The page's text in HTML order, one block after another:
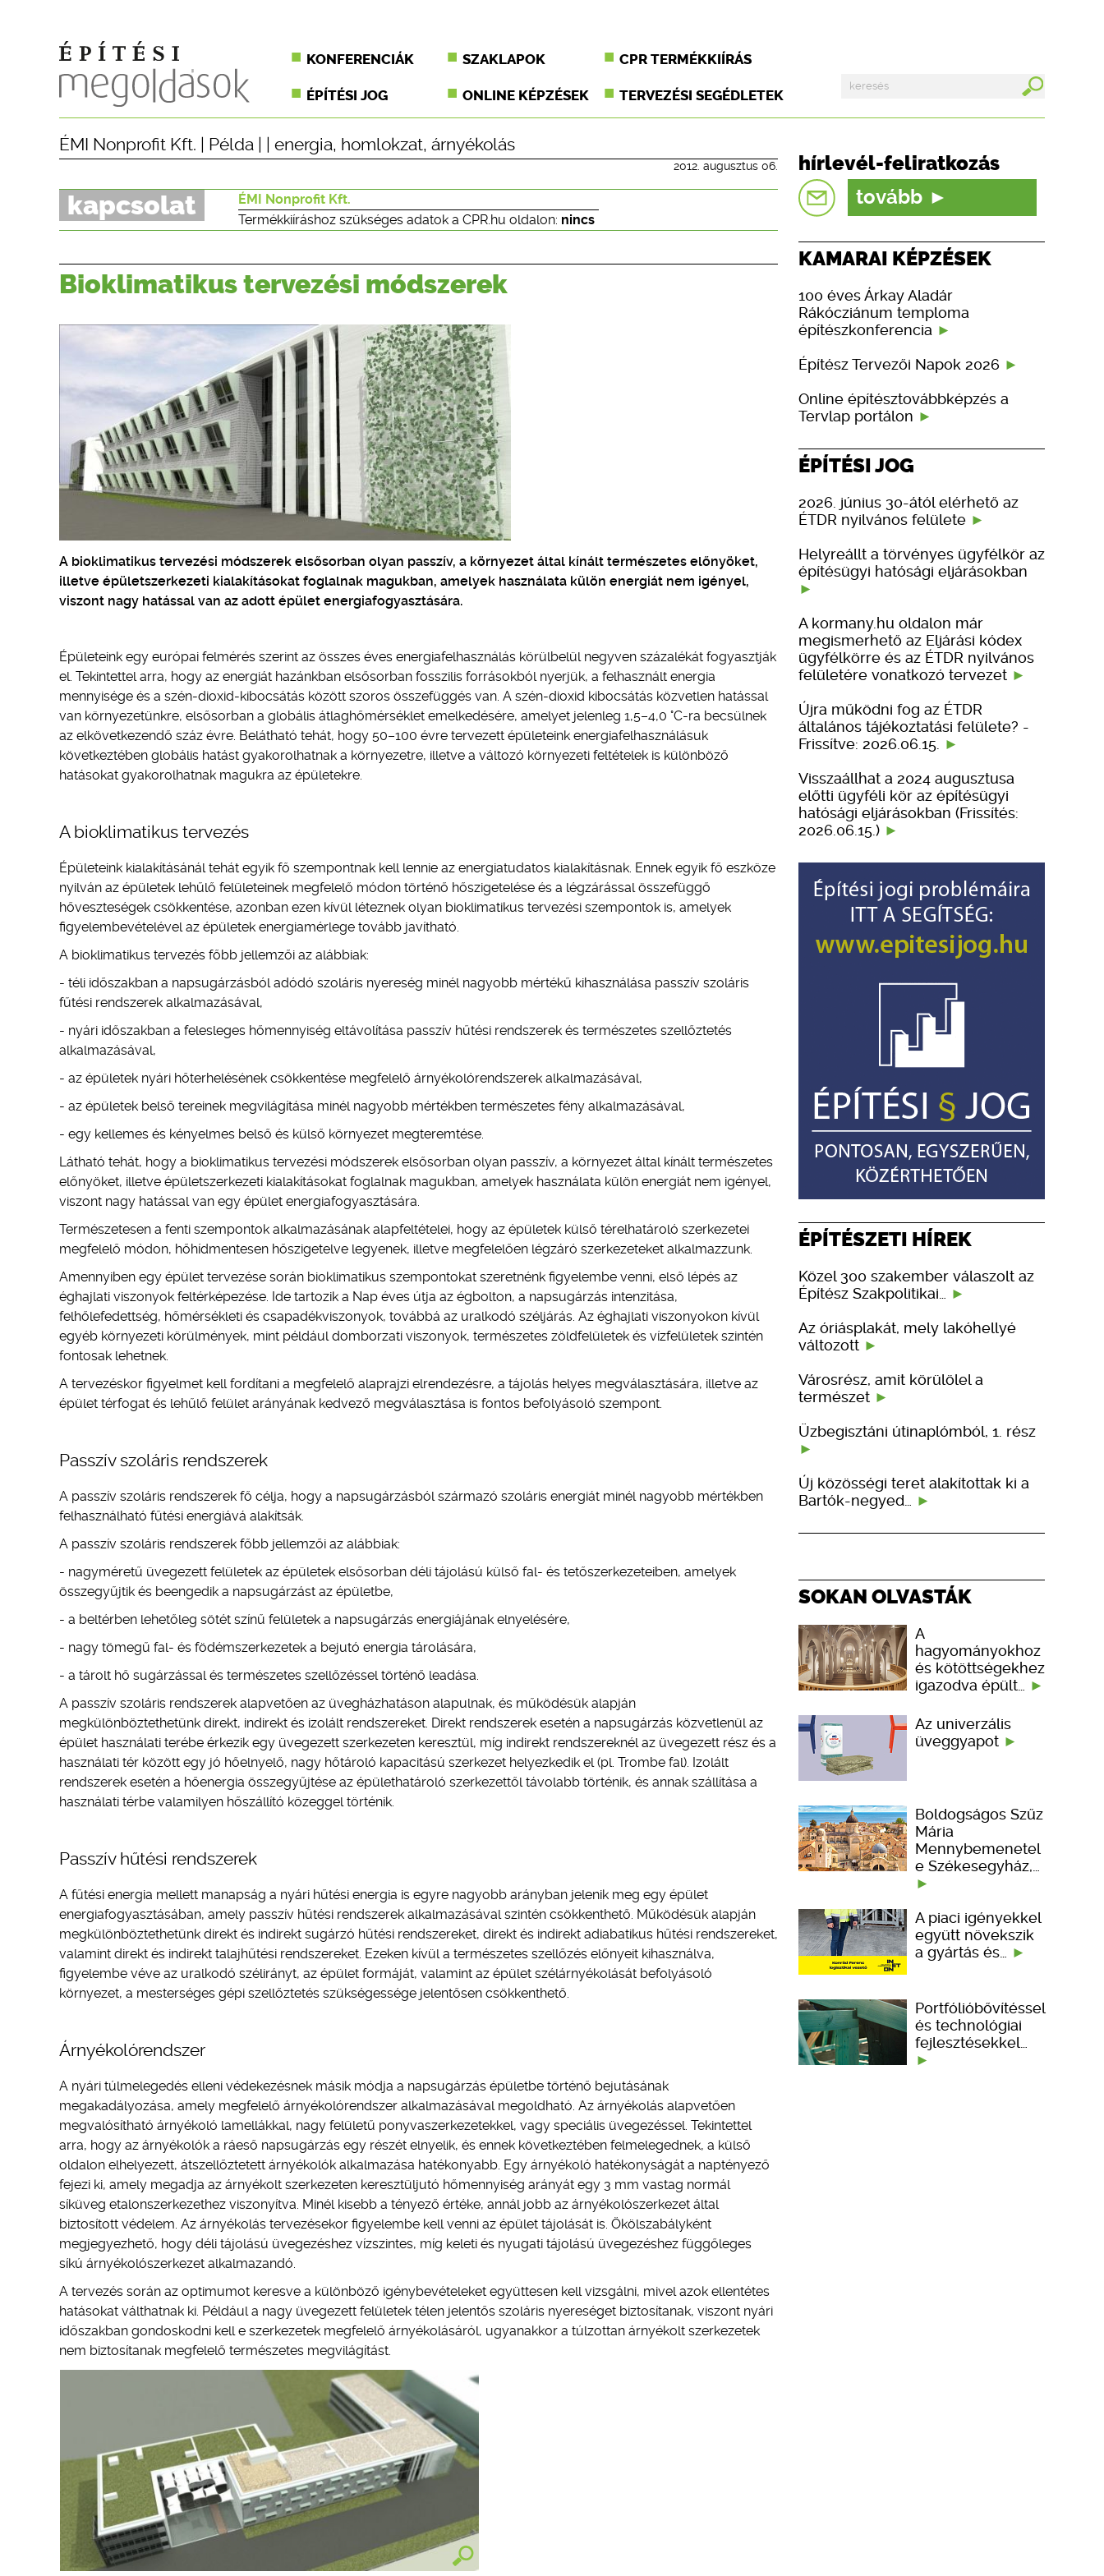
KONFERENCIÁK SZAKLAPOK CPR TERMÉKKIÍRÁS
ÉPÍTÉSI JOG ONLINE KÉPZÉSEK TERVEZÉSI SEGÉDLETEK
ÉMI Nonprofit Kft. Példa energia, homlokzat, árnyékolás
2012. augusztus 06.
kapcsolat
ÉMI Nonprofit Kft.
Termékkiíráshoz szükséges adatok a CPR.hu oldalon: nincs
Bioklimatikus tervezési módszerek
A bioklimatikus tervezési módszerek elsősorban olyan passzív, a környezet által kínált természetes előnyöket,
illetve épületszerkezeti kialakításokat foglalnak magukban, amelyek használata külön energiát nem igényel,
viszont nagy hatással van az adott épület energiafogyasztására.
Épületeink egy európai felmérés szerint az összes éves energiafelhasználás körülbelül negyven százalékát fogyasztják
el. Tekintettel arra, hogy az energiát hazánkban elsősorban fosszilis forrásokból nyerjük, a felhasznált energia
mennyisége és a szén-dioxid-kibocsátás között szoros összefüggés van. A szén-dioxid kibocsátás közvetlen hatással
van környezetünkre, elsősorban a globális átlaghőmérséklet emelkedésére, amelyet jelenleg 1,5–4,0 °C-ra becsülnek
az elkövetkezendő száz évre. Belátható tehát, hogy 50–100 évre tervezett épületeink energiafelhasználásuk
következtében globális hatást gyakorolhatnak a környezetre, illetve a változó környezeti feltételek is különböző
hatásokat gyakorolhatnak magukra az épületekre.
A bioklimatikus tervezés
Épületeink kialakításánál tehát egyik fő szempontnak kell lennie az energiatudatos kialakításnak. Ennek egyik fő eszköze
nyilván az épületek lehűlő felületeinek megfelelő módon történő hőszigetelése és a légzárással összefüggő
hőveszteségek csökkentése, azonban ezen kívül léteznek olyan bioklimatikus tervezési szempontok is, amelyek
figyelembevételével az épületek energiamérlege tovább javítható.
A bioklimatikus tervezés főbb jellemzői az alábbiak:
- téli időszakban a napsugárzásból adódó szoláris nyereség minél nagyobb mértékű kihasználása passzív szoláris
fűtési rendszerek alkalmazásával,
- nyári időszakban a felesleges hőmennyiség eltávolítása passzív hűtési rendszerek és természetes szellőztetés
alkalmazásával,
- az épületek nyári hőterhelésének csökkentése megfelelő árnyékolórendszerek alkalmazásával,
- az épületek belső tereinek megvilágítása minél nagyobb mértékben természetes fény alkalmazásával,
- egy kellemes és kényelmes belső és külső környezet megteremtése.
Látható tehát, hogy a bioklimatikus tervezési módszerek elsősorban olyan passzív, a környezet által kínált természetes
előnyöket, illetve épületszerkezeti kialakításokat foglalnak magukban, amelyek használata külön energiát nem igényel,
viszont nagy hatással van egy épület energiafogyasztására.
Természetesen a fenti szempontok alkalmazásának alapfeltételei, hogy az épületek külső térelhatároló szerkezetei
megfelelő módon, hőhídmentesen hőszigetelve legyenek, illetve megfelelően légzáró szerkezeteket alkalmazzunk.
Amennyiben egy épület tervezése során bioklimatikus szempontokat szeretnénk figyelembe venni, első lépés az
éghajlati viszonyok feltérképezése. Ide tartozik a Nap éves útja az égbolton, a napsugárzás intenzitása,
felhőlefedettség, hőmérsékleti és csapadékviszonyok, továbbá az uralkodó széljárás. Az éghajlati viszonyokon kívül
egyéb környezeti körülmények, mint például domborzati viszonyok, természetes zöldfelületek és vízfelületek szintén
fontosak lehetnek.
A tervezéskor figyelmet kell fordítani a megfelelő alaprajzi elrendezésre, a tájolás helyes megválasztására, illetve az
épület térfogat és lehűlő felület arányának kedvező megválasztása is fontos befolyásoló szempont.
Passzív szoláris rendszerek
A passzív szoláris rendszerek fő célja, hogy a napsugárzásból származó szoláris energiát minél nagyobb mértékben
felhasználható fűtési energiává alakítsák.
A passzív szoláris rendszerek főbb jellemzői az alábbiak:
- nagyméretű üvegezett felületek az épületek elsősorban déli tájolású külső fal- és tetőszerkezeteiben, amelyek
összegyűjtik és beengedik a napsugárzást az épületbe,
- a beltérben lehetőleg sötét színű felületek a napsugárzás energiájának elnyelésére,
- nagy tömegű fal- és födémszerkezetek a bejutó energia tárolására,
- a tárolt hő sugárzással és természetes szellőzéssel történő leadása.
A passzív szoláris rendszerek alapvetően az üvegházhatáson alapulnak, és működésük alapján
megkülönböztethetünk direkt, indirekt és izolált rendszereket. Direkt rendszerek esetén a napsugárzás közvetlenül az
épület használati terébe érkezik egy üvegezett szerkezeten keresztül, míg indirekt rendszereknél az üvegezett rész és a
használati tér között egy jó hőelnyelő, nagy hőtároló kapacitású szerkezet helyezkedik el (pl. Trombe fal). Izolált
rendszerek esetén a hőenergia összegyűjtése az épülethatároló szerkezettől távolabb történik, és annak szállítása a
használati térbe valamilyen hőszállító közeggel történik.
Passzív hűtési rendszerek
A fűtési energia mellett manapság a nyári hűtési energia is egyre nagyobb arányban jelenik meg egy épület
energiafogyasztásában, amely passzív hűtési rendszerek alkalmazásával szintén csökkenthető. Működésük alapján
megkülönböztethetünk direkt és indirekt sugárzó hűtési rendszereket, direkt és indirekt adiabatikus hűtési rendszereket,
valamint direkt és indirekt talajhűtési rendszereket. Ezeken kívül a természetes szellőzés előnyeit kihasználva,
figyelembe véve az uralkodó szélirányt, az épület formáját, valamint az épület szélárnyékolását befolyásoló
környezet, a mesterséges gépi szellőztetés szükségessége jelentősen csökkenthető.
Árnyékolórendszer
A nyári túlmelegedés elleni védekezésnek másik módja a napsugárzás épületbe történő bejutásának
megakadályozása, amely megfelelő árnyékolórendszer alkalmazásával megoldható. Az árnyékolás alapvetően
megvalósítható árnyékoló lamellákkal, nagy felületű ponyvaszerkezetekkel, vagy speciális üvegezéssel. Tekintettel
arra, hogy az árnyékolók a ráeső napsugárzás egy részét elnyelik, és ennek következtében felmelegednek, a külső
oldalon elhelyezett, átszellőztetett árnyékolók alkalmazása hatékonyabb. Egy árnyékoló hatékonyságát a naptényező
fejezi ki, amely megadja az árnyékolt szerkezeten keresztüljutó hőmennyiség arányát egy 3 mm vastag normál
síküveg etalonszerkezethez viszonyítva. Minél kisebb a tényező értéke, annál jobb az árnyékolószerkezet által
biztosított védelem. Az árnyékolás tervezésekor figyelembe kell venni az épület tájolását is. Ökölszabályként
megjegyezhető, hogy déli tájolású üvegezéshez vízszintes, míg keleti és nyugati tájolású üvegezéshez függőleges
síkú árnyékolószerkezet alkalmazandó.
A tervezés során az optimumot keresve a különböző igénybevételeket együttesen kell vizsgálni, mivel azok ellentétes
hatásokat válthatnak ki. Például a nagy üvegezett felületek télen jelentős szoláris nyereséget biztosítanak, viszont nyári
időszakban gondoskodni kell e szerkezetek megfelelő árnyékolásáról, ugyanakkor a túlzottan árnyékolt szerkezetek
nem biztosítanak megfelelő természetes megvilágítást.
hírlevél-feliratkozás
tovább
KAMARAI KÉPZÉSEK
100 éves Árkay Aladár
Rákócziánum temploma
építészkonferencia
Építész Tervezői Napok 2026
Online építésztovábbképzés a
Tervlap portálon
ÉPÍTÉSI JOG
2026. június 30-ától elérhető az
ÉTDR nyilvános felülete
Helyreállt a törvényes ügyfélkör az
építésügyi hatósági eljárásokban
A kormany.hu oldalon már
megismerhető az Eljárási kódex
ügyfélkörre és az ÉTDR nyilvános
felületére vonatkozó tervezet
Újra működni fog az ÉTDR
általános tájékoztatási felülete? -
Frissítve: 2026.06.15.
Visszaállhat a 2024 augusztusa
előtti ügyféli kör az építésügyi
hatósági eljárásokban (Frissítés:
2026.06.15.)
ÉPÍTÉSZETI HÍREK
Közel 300 szakember válaszolt az
Építész Szakpolitikai…
Az óriásplakát, mely lakóhellyé
változott
Városrész, amit körülölel a
természet
Üzbegisztáni útinaplómból, 1. rész
Új közösségi teret alakítottak ki a
Bartók-negyed…
SOKAN OLVASTÁK
A
hagyományokhoz
és kötöttségekhez
igazodva épült…
Az univerzális
üveggyapot
Boldogságos Szűz
Mária
Mennybemenetel
e Székesegyház,…
A piaci igényekkel
együtt növekszik
a gyártás és…
Portfólióbővítéssel
és technológiai
fejlesztésekkel…